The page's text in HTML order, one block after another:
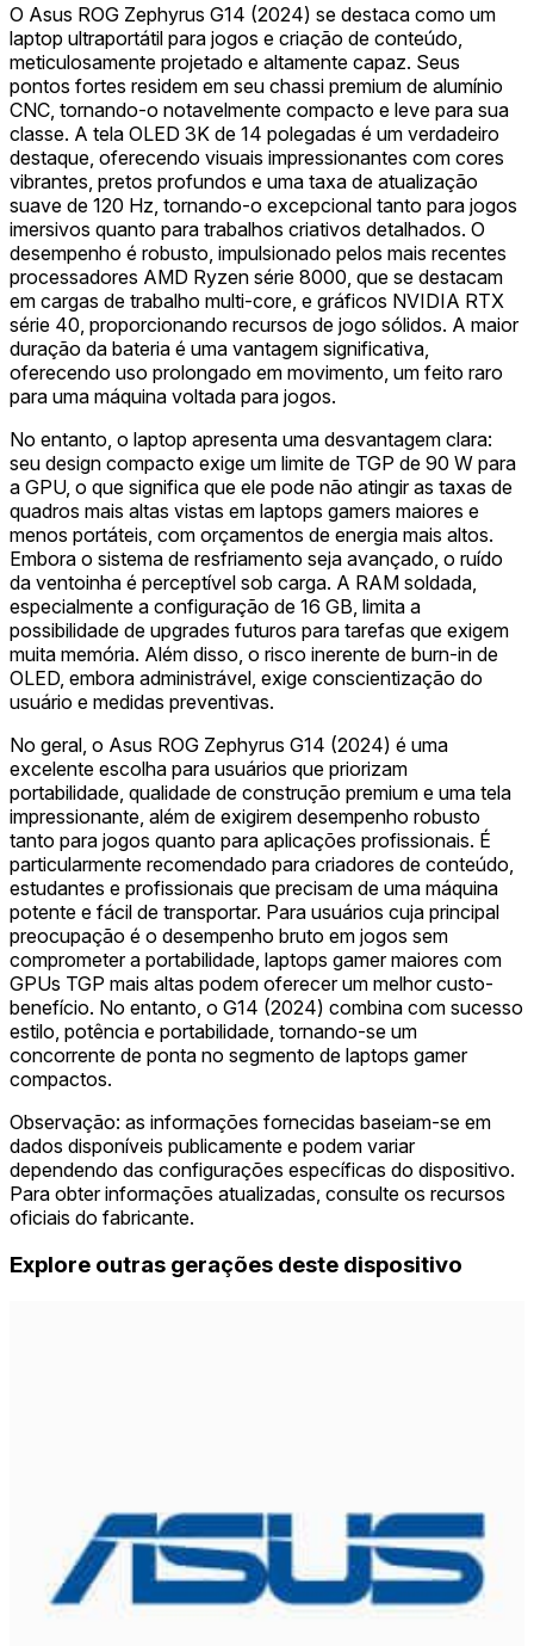
O Asus ROG Zephyrus G14 (2024) se destaca como um
laptop ultraportátil para jogos e criação de conteúdo,
meticulosamente projetado e altamente capaz. Seus
pontos fortes residem em seu chassi premium de alumínio
CNC, tornando-o notavelmente compacto e leve para sua
classe. A tela OLED 3K de 14 polegadas é um verdadeiro
destaque, oferecendo visuais impressionantes com cores
vibrantes, pretos profundos e uma taxa de atualização
suave de 120 Hz, tornando-o excepcional tanto para jogos
imersivos quanto para trabalhos criativos detalhados. O
desempenho é robusto, impulsionado pelos mais recentes
processadores AMD Ryzen série 8000, que se destacam
em cargas de trabalho multi-core, e gráficos NVIDIA RTX
série 40, proporcionando recursos de jogo sólidos. A maior
duração da bateria é uma vantagem significativa,
oferecendo uso prolongado em movimento, um feito raro
para uma máquina voltada para jogos.
No entanto, o laptop apresenta uma desvantagem clara:
seu design compacto exige um limite de TGP de 90 W para
a GPU, o que significa que ele pode não atingir as taxas de
quadros mais altas vistas em laptops gamers maiores e
menos portáteis, com orçamentos de energia mais altos.
Embora o sistema de resfriamento seja avançado, o ruído
da ventoinha é perceptível sob carga. A RAM soldada,
especialmente a configuração de 16 GB, limita a
possibilidade de upgrades futuros para tarefas que exigem
muita memória. Além disso, o risco inerente de burn-in de
OLED, embora administrável, exige conscientização do
usuário e medidas preventivas.
No geral, o Asus ROG Zephyrus G14 (2024) é uma
excelente escolha para usuários que priorizam
portabilidade, qualidade de construção premium e uma tela
impressionante, além de exigirem desempenho robusto
tanto para jogos quanto para aplicações profissionais. É
particularmente recomendado para criadores de conteúdo,
estudantes e profissionais que precisam de uma máquina
potente e fácil de transportar. Para usuários cuja principal
preocupação é o desempenho bruto em jogos sem
comprometer a portabilidade, laptops gamer maiores com
GPUs TGP mais altas podem oferecer um melhor custo-
benefício. No entanto, o G14 (2024) combina com sucesso
estilo, potência e portabilidade, tornando-se um
concorrente de ponta no segmento de laptops gamer
compactos.
Observação: as informações fornecidas baseiam-se em
dados disponíveis publicamente e podem variar
dependendo das configurações específicas do dispositivo.
Para obter informações atualizadas, consulte os recursos
oficiais do fabricante.
Explore outras gerações deste dispositivo